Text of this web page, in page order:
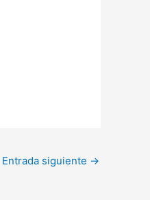
Entrada siguiente →